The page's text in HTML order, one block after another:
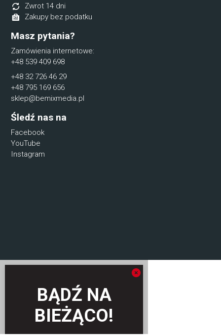
Zwrot 14 dni
Zakupy bez podatku
Masz pytania?
Zamówienia internetowe:
+48 539 409 698
+48 32 726 46 29
+48 795 169 656
sklep@bemixmedia.pl
Śledź nas na
Facebook
YouTube
Instagram